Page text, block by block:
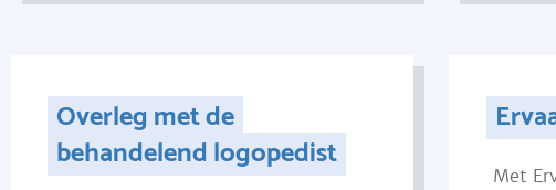
Overleg met de
behandelend logopedist
Met